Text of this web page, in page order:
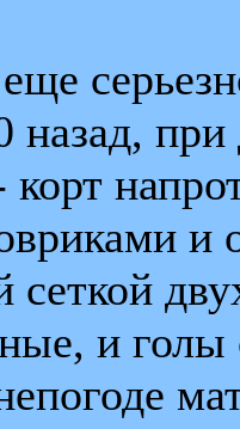
назад,
корт
и
сеткой
и голы